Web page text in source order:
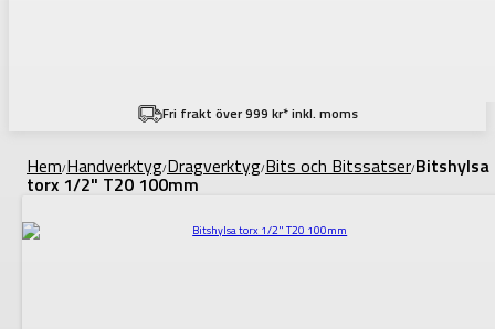
Fri frakt över 999 kr* inkl. moms
Hem/Handverktyg/Dragverktyg/Bits och Bitssatser/Bitshylsa
torx 1/2" T20 100mm